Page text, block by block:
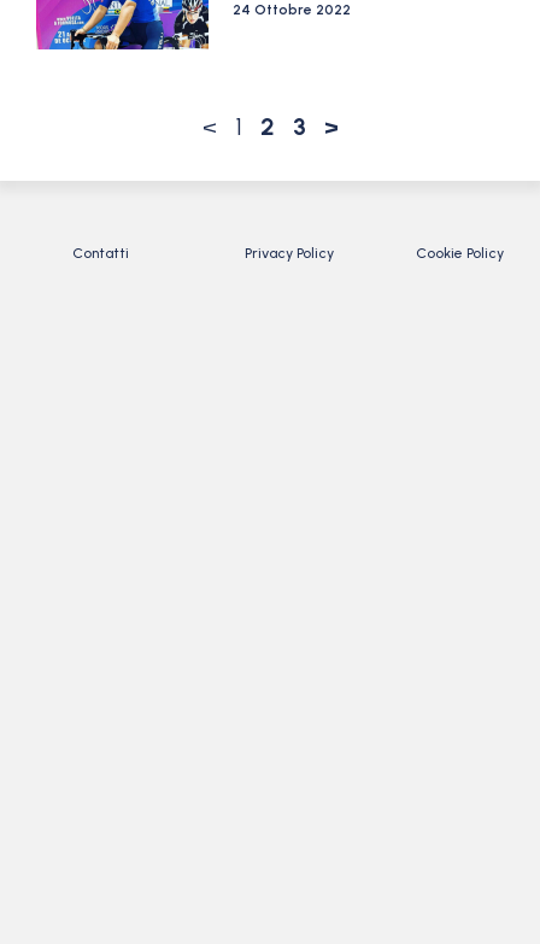
24 Ottobre 2022
< 1 2 3 >
Contatti Privacy Policy Cookie Policy